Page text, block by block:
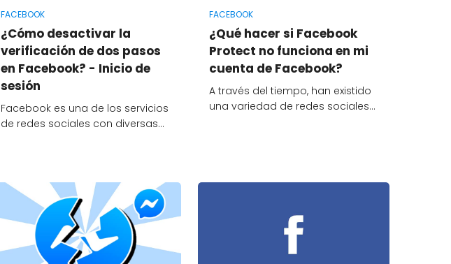
FACEBOOK
¿Cómo desactivar la
verificación de dos pasos
en Facebook? - Inicio de
sesión
Facebook es una de los servicios
de redes sociales con diversas…
FACEBOOK
¿Qué hacer si Facebook
Protect no funciona en mi
cuenta de Facebook?
A través del tiempo, han existido
una variedad de redes sociales…